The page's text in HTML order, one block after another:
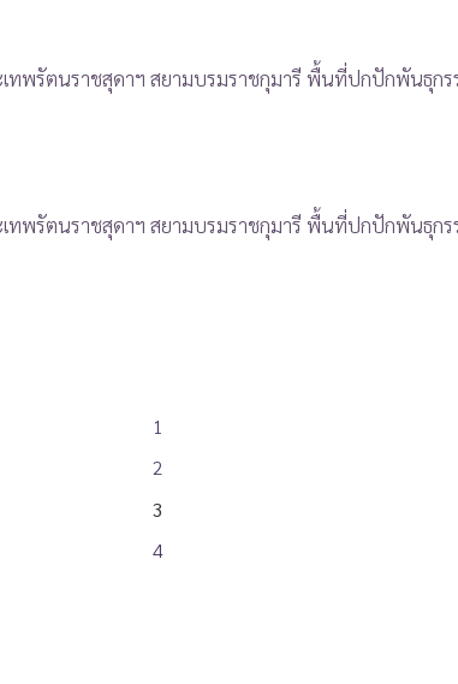
ทพรัตนราชสุดาฯ สยามบรมราชกุมารี พื้นที่ปกปักพันธุก
ทพรัตนราชสุดาฯ สยามบรมราชกุมารี พื้นที่ปกปักพันธุก
1
2
3
4